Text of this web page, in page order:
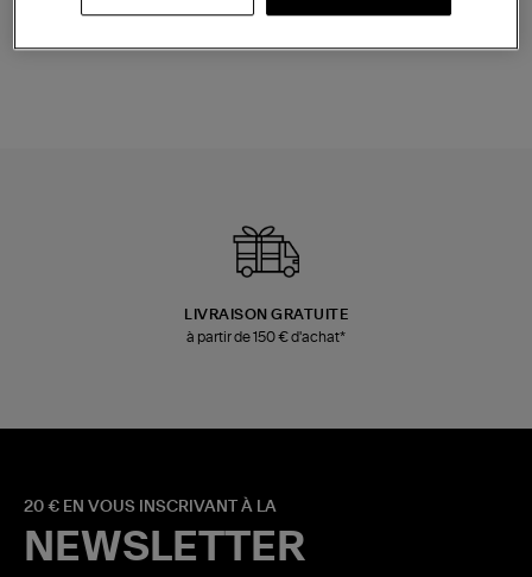
480,00 €
LIVRAISON GRATUITE
à partir de 150 € d'achat*
20 € EN VOUS INSCRIVANT À LA
NEWSLETTER